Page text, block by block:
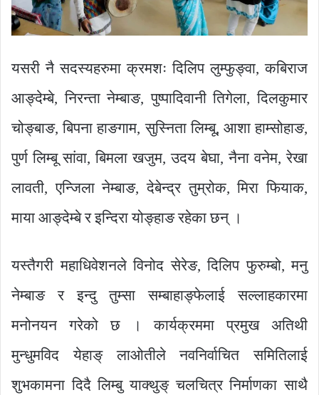
यसरी नै सदस्यहरुमा क्रमशः दिलिप लुम्फुङ्वा, कबिराज
आङ्देम्बे, निरन्ता नेम्बाङ, पुष्पादिवानी तिगेला, दिलकुमार
चोङ्बाङ, बिपना हाङगाम, सुस्निता लिम्बू, आशा हाम्सोहाङ,
पुर्ण लिम्बू सांवा, बिमला खजुम, उदय बेघा, नैना वनेम, रेखा
लावती, एन्जिला नेम्बाङ, देबेन्द्र तुम्रोक, मिरा फियाक,
माया आङ्देम्बे र इन्दिरा योङ्हाङ रहेका छन् ।
यस्तैगरी महाधिवेशनले विनोद सेरेङ, दिलिप फुरुम्बो, मनु
नेम्बाङ र इन्दु तुम्सा सम्बाहाङ्फेलाई सल्लाहकारमा
मनोनयन गरेको छ । कार्यक्रममा प्रमुख अतिथी
मुन्धुमविद येहाङ् लाओतीले नवनिर्वाचित समितिलाई
शुभकामना दिदै लिम्बु याक्थुङ् चलचित्र निर्माणका साथै